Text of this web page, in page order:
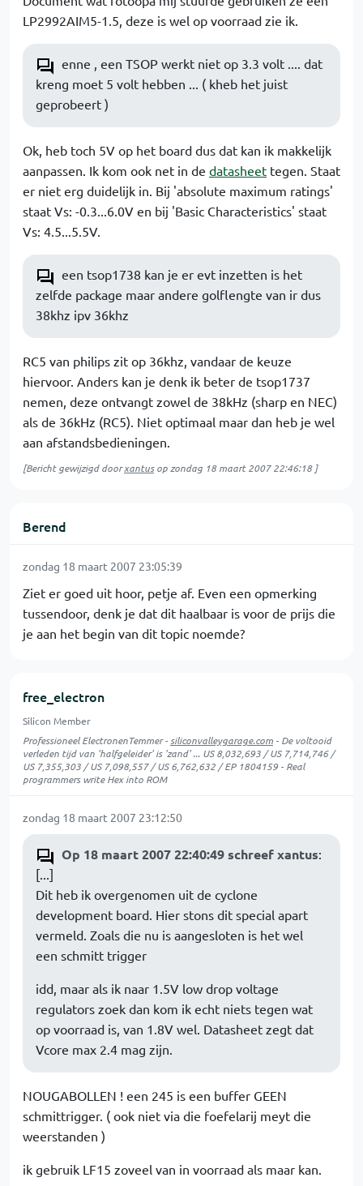
LP2992AIM5-1.5, deze is wel op voorraad zie ik.
enne , een TSOP werkt niet op 3.3 volt .... dat
kreng moet 5 volt hebben ... ( kheb het juist
geprobeert )
Ok, heb toch 5V op het board dus dat kan ik makkelijk
aanpassen. Ik kom ook net in de datasheet tegen. Staat
er niet erg duidelijk in. Bij 'absolute maximum ratings'
staat Vs: -0.3...6.0V en bij 'Basic Characteristics' staat
Vs: 4.5...5.5V.
een tsop1738 kan je er evt inzetten is het
zelfde package maar andere golflengte van ir dus
38khz ipv 36khz
RC5 van philips zit op 36khz, vandaar de keuze
hiervoor. Anders kan je denk ik beter de tsop1737
nemen, deze ontvangt zowel de 38kHz (sharp en NEC)
als de 36kHz (RC5). Niet optimaal maar dan heb je wel
aan afstandsbedieningen.
[Bericht gewijzigd doorxantusop zondag 18 maart 2007 22:46:18]
Berend
zondag 18 maart 2007 23:05:39
Ziet er goed uit hoor, petje af. Even een opmerking
tussendoor, denk je dat dit haalbaar is voor de prijs die
je aan het begin van dit topic noemde?
free_electron
Silicon Member
Professioneel ElectronenTemmer - siliconvalleygarage.com - De voltooid
verleden tijd van 'halfgeleider' is 'zand' ... US 8,032,693 / US 7,714,746 /
US 7,355,303 / US 7,098,557 / US 6,762,632 / EP 1804159 - Real
programmers write Hex into ROM
zondag 18 maart 2007 23:12:50
Op 18 maart 2007 22:40:49 schreef xantus:
[...]
Dit heb ik overgenomen uit de cyclone
development board. Hier stons dit special apart
vermeld. Zoals die nu is aangesloten is het wel
een schmitt trigger
idd, maar als ik naar 1.5V low drop voltage
regulators zoek dan kom ik echt niets tegen wat
op voorraad is, van 1.8V wel. Datasheet zegt dat
Vcore max 2.4 mag zijn.
NOUGABOLLEN ! een 245 is een buffer GEEN
schmittrigger. ( ook niet via die foefelarij meyt die
weerstanden )
ik gebruik LF15 zoveel van in voorraad als maar kan.